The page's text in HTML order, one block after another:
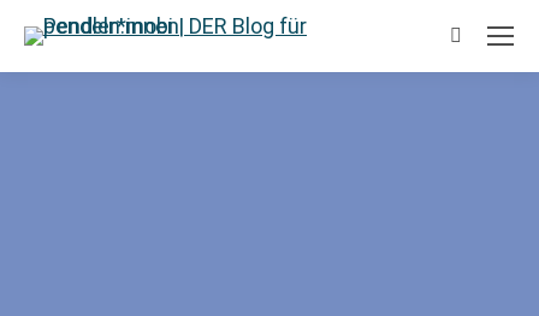
Suchen: